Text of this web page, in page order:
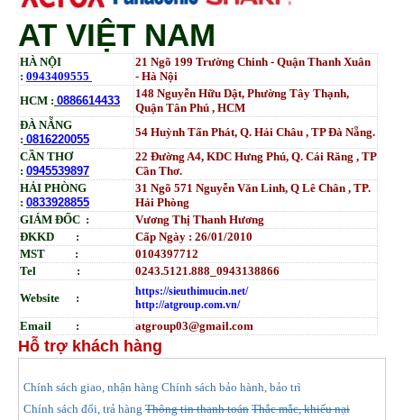
AT VIỆT NAM
HÀ NỘI
: 0943409555
21 Ngõ 199 Trường Chinh - Quận Thanh Xuân
- Hà Nội
HCM : 0886614433
148 Nguyễn Hữu Dật, Phường Tây Thạnh,
Quận Tân Phú , HCM
ĐÀ NẴNG
: 0816220055
54 Huỳnh Tấn Phát, Q. Hải Châu , TP Đà Nẵng.
CẦN THƠ
: 0945539897
22 Đường A4, KDC Hưng Phú, Q. Cái Răng , TP
Cần Thơ.
HẢI PHÒNG
: 0833928855
31 Ngõ 571 Nguyễn Văn Linh, Q Lê Chân , TP.
Hải Phòng
GIÁM ĐỐC :
Vương Thị Thanh Hương
ĐKKD :
Cấp Ngày : 26/01/2010
MST :
0104397712
Tel :
0243.5121.888_0943138866
Website :
https://sieuthimucin.net/
http://atgroup.com.vn/
Email : atgroup03@gmail.com
Hỗ trợ khách hàng
Chính sách giao, nhận hàng Chính sách bảo hành, bảo trì
Chính sách đổi, trả hàng Thông tin thanh toán Thắc mắc, khiếu nại